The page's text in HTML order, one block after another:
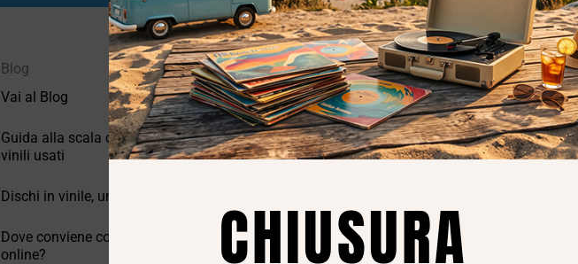
Blog
Vai al Blog
Guida alla scala di valutazione dei
vinili usati
Dischi in vinile, un po’ di storia.
Dove conviene comprare vinili
online?
Privacy
Privacy Policy
Cookie Policy (UE)
CHIUSURA